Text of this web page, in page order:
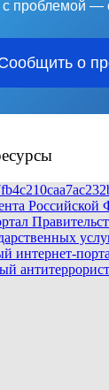
с проблемой —
о
Российской
интернет-